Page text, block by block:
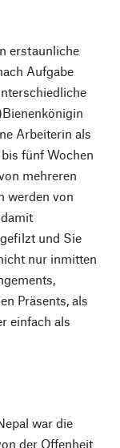
erstaunliche
Aufgabe
Arbeiterin als
fünf Wochen
mehreren
werden von
und Sie
nur inmitten
Präsents, als
einfach als
war die
der Offenheit